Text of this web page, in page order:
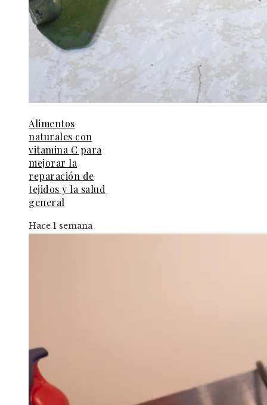
Alimentos
naturales con
vitamina C para
mejorar la
reparación de
tejidos y la salud
general
Hace 1 semana